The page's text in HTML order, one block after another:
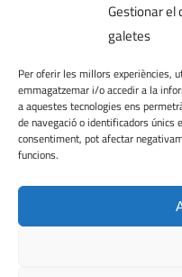
Gestionar el
galetes
Per oferir les millors experiències,
emmagatzemar i/o accedir a la
a aquestes tecnologies ens
de navegació o identificadors únics
consentiment, pot afectar
funcions.
NUESTRA HISTORIA
QUIÉNES SOMOS
QUÉ HACEMOS
DONACIONES
VIAJES Y VISITAS